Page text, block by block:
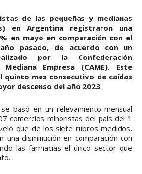
de las pequeñas y medianas
en Argentina registraron una
en mayo en comparación con el
pasado, de acuerdo con un
por la Confederación
Empresa (CAME). Este
quinto mes consecutivo de caídas
descenso del año 2023.
basó en un relevamiento mensual
comercios minoristas del país del 1
que de los siete rubros medidos,
una disminución en comparación con
las farmacias el único sector que